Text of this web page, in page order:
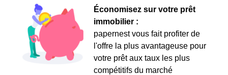
Économisez sur votre prêt
immobilier :
papernest vous fait profiter de
l'offre la plus avantageuse pour
votre prêt aux taux les plus
compétitifs du marché